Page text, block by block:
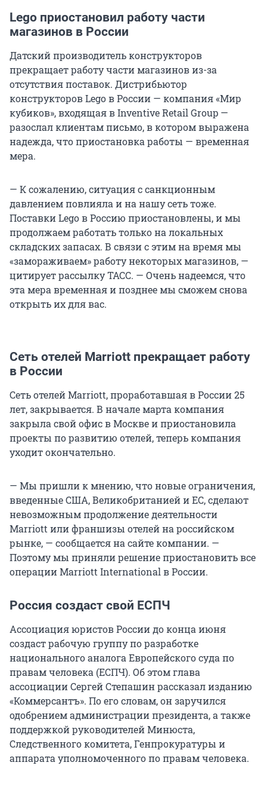
Lego приостановил работу части
магазинов в России
Датский производитель конструкторов
прекращает работу части магазинов из-за
отсутствия поставок. Дистрибьютор
конструкторов Lego в России — компания «Мир
кубиков», входящая в Inventive Retail Group —
разослал клиентам письмо, в котором выражена
надежда, что приостановка работы — временная
мера.
— К сожалению, ситуация с санкционным
давлением повлияла и на нашу сеть тоже.
Поставки Lego в Россию приостановлены, и мы
продолжаем работать только на локальных
складских запасах. В связи с этим на время мы
«замораживаем» работу некоторых магазинов, —
цитирует рассылку ТАСС. — Очень надеемся, что
эта мера временная и позднее мы сможем снова
открыть их для вас.
Сеть отелей Marriott прекращает работу
в России
Сеть отелей Marriott, проработавшая в России 25
лет, закрывается. В начале марта компания
закрыла свой офис в Москве и приостановила
проекты по развитию отелей, теперь компания
уходит окончательно.
— Мы пришли к мнению, что новые ограничения,
введенные США, Великобританией и ЕС, сделают
невозможным продолжение деятельности
Marriott или франшизы отелей на российском
рынке, — сообщается на сайте компании. —
Поэтому мы приняли решение приостановить все
операции Marriott International в России.
Россия создаст свой ЕСПЧ
Ассоциация юристов России до конца июня
создаст рабочую группу по разработке
национального аналога Европейского суда по
правам человека (ЕСПЧ). Об этом глава
ассоциации Сергей Степашин рассказал изданию
«Коммерсантъ». По его словам, он заручился
одобрением администрации президента, а также
поддержкой руководителей Минюста,
Следственного комитета, Генпрокуратуры и
аппарата уполномоченного по правам человека.